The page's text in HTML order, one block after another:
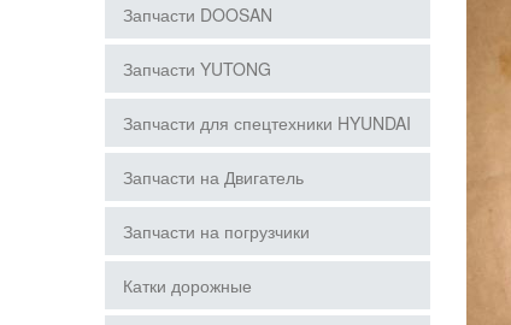
Запчасти DOOSAN
Запчасти YUTONG
Запчасти для спецтехники HYUNDAI
Запчасти на Двигатель
Запчасти на погрузчики
Катки дорожные